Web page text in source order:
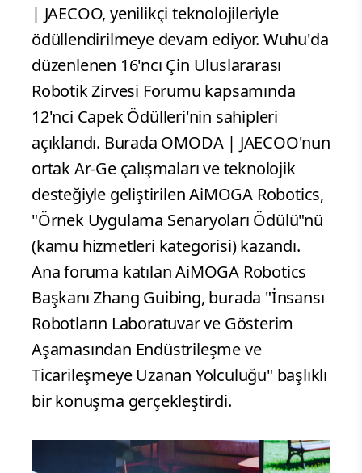
| JAECOO, yenilikçi teknolojileriyle
ödüllendirilmeye devam ediyor. Wuhu'da
düzenlenen 16'ncı Çin Uluslararası
Robotik Zirvesi Forumu kapsamında
12'nci Capek Ödülleri'nin sahipleri
açıklandı. Burada OMODA | JAECOO'nun
ortak Ar-Ge çalışmaları ve teknolojik
desteğiyle geliştirilen AiMOGA Robotics,
"Örnek Uygulama Senaryoları Ödülü"nü
(kamu hizmetleri kategorisi) kazandı.
Ana foruma katılan AiMOGA Robotics
Başkanı Zhang Guibing, burada "İnsansı
Robotların Laboratuvar ve Gösterim
Aşamasından Endüstrileşme ve
Ticarileşmeye Uzanan Yolculuğu" başlıklı
bir konuşma gerçekleştirdi.